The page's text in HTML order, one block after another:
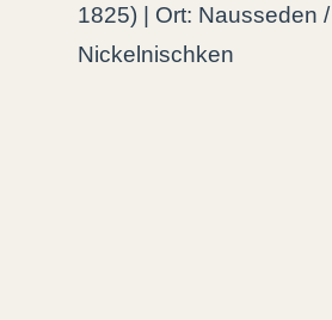
1825) | Ort: Nausseden /
Nickelnischken